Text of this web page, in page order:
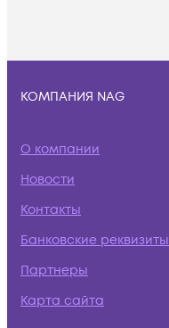
КОМПАНИЯ NAG
О компании
Новости
Контакты
Банковские реквизиты
Партнеры
Карта сайта